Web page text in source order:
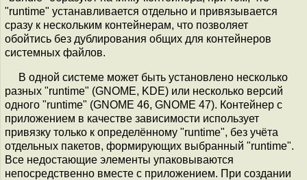
"runtime" устанавливается отдельно и привязывается
сразу к нескольким контейнерам, что позволяет
обойтись без дублирования общих для контейнеров
системных файлов.
В одной системе может быть установлено несколько
разных "runtime" (GNOME, KDE) или несколько версий
одного "runtime" (GNOME 46, GNOME 47). Контейнер с
приложением в качестве зависимости использует
привязку только к определённому "runtime", без учёта
отдельных пакетов, формирующих выбранный "runtime".
Все недостающие элементы упаковываются
непосредственно вместе с приложением. При создании